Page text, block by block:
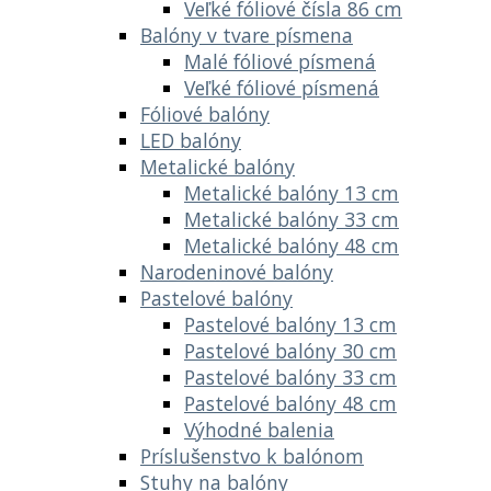
Veľké fóliové čísla 86 cm
Balóny v tvare písmena
Malé fóliové písmená
Veľké fóliové písmená
Fóliové balóny
LED balóny
Metalické balóny
Metalické balóny 13 cm
Metalické balóny 33 cm
Metalické balóny 48 cm
Narodeninové balóny
Pastelové balóny
Pastelové balóny 13 cm
Pastelové balóny 30 cm
Pastelové balóny 33 cm
Pastelové balóny 48 cm
Výhodné balenia
Príslušenstvo k balónom
Stuhy na balóny